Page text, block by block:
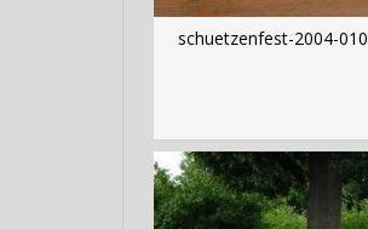
schuetzenfest-2004-010